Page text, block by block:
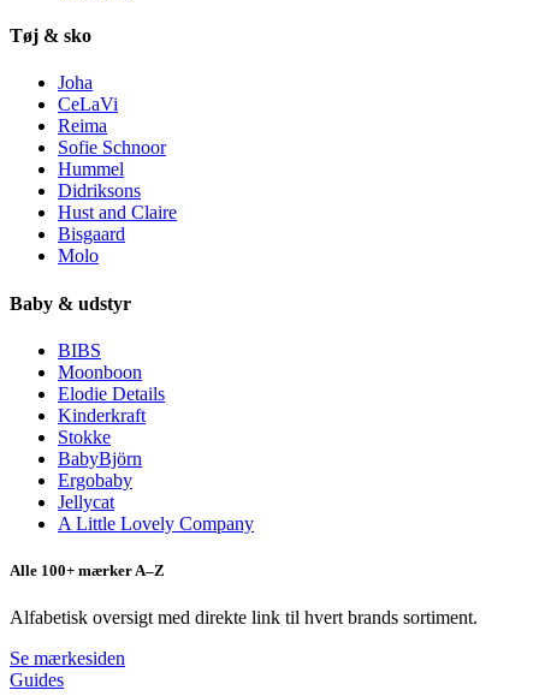
Tøj & sko
Joha
CeLaVi
Reima
Sofie Schnoor
Hummel
Didriksons
Hust and Claire
Bisgaard
Molo
Baby & udstyr
BIBS
Moonboon
Elodie Details
Kinderkraft
Stokke
BabyBjörn
Ergobaby
Jellycat
A Little Lovely Company
Alle 100+ mærker A–Z
Alfabetisk oversigt med direkte link til hvert brands sortiment.
Se mærkesiden
Guides